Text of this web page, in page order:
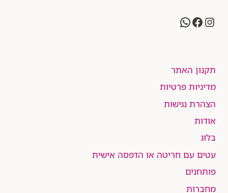
Instagram
Facebook
WhatsApp
תקנון האתר
מדיניות פרטיות
הצהרת נגישות
אודות
בלוג
עטים עם חריטה או הדפסה אישית
פותחנים
מחברות